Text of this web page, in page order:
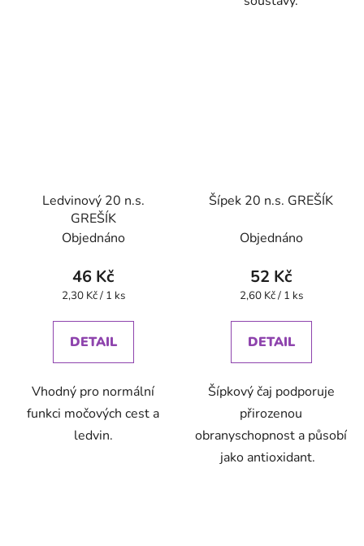
Ledvinový 20 n.s.
GREŠÍK
Objednáno
46 Kč
Měrná
2,30 Kč / 1 ks
DETAIL
Vhodný pro normální
funkci močových cest a
ledvin.
Šípek 20 n.s. GREŠÍK
Objednáno
52 Kč
Měrná
2,60 Kč / 1 ks
DETAIL
Šípkový čaj podporuje
přirozenou
obranyschopnost a působí
jako antioxidant.